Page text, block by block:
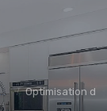
Optimisation de